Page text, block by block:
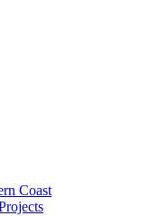
Coast